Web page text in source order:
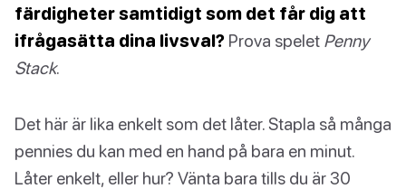
färdigheter samtidigt som det får dig att
ifrågasätta dina livsval? Prova spelet Penny
Stack.
Det här är lika enkelt som det låter. Stapla så många
pennies du kan med en hand på bara en minut.
Låter enkelt, eller hur? Vänta bara tills du är 30